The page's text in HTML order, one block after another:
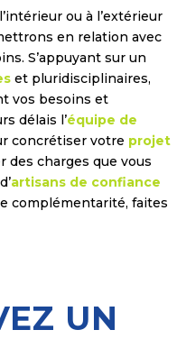
ou à l’extérieur
en relation avec
S’appuyant sur un
et pluridisciplinaires,
vos besoins et
délais l’équipe de
concrétiser votre projet
des charges que vous
artisans de confiance
complémentarité, faites
UN